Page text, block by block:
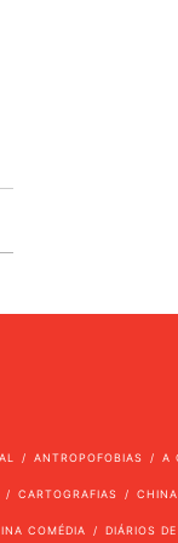
ANTROPOFOBIAS A
CARTOGRAFIAS
COMÉDIA DIÁRIOS